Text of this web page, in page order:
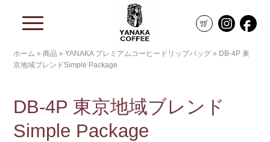
ホーム »商品 »YANAKA プレミアムコーヒードリップバッグ » DB-4P 東
京地域ブレンドSimple Package
DB-4P 東京地域ブレンド
Simple Package